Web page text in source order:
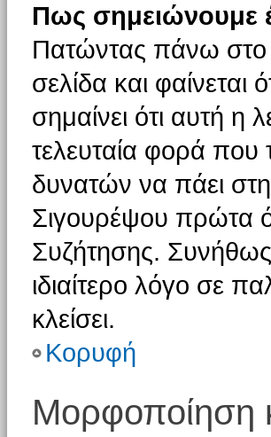
Πως σημειώνουμε
Πατώντας πάνω στο
σελίδα και φαίνεται
σημαίνει ότι αυτή η
τελευταία φορά που
δυνατών να πάει
Σιγουρέψου πρώτα
Συζήτησης.
ιδιαίτερο λόγο σε
κλείσει.
Κορυφή
Μορφοποίηση